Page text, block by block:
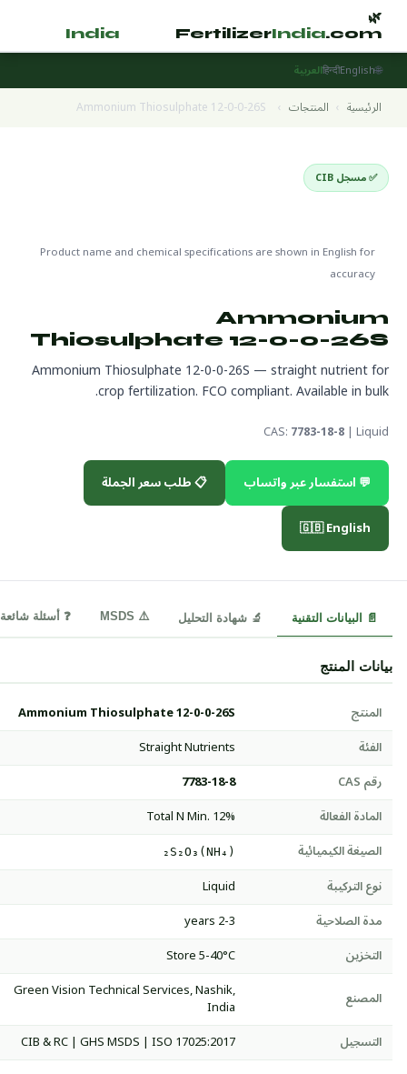
🌿
FertilizerIndia.com
India
🌐
English
हिन्दीالعربية
الرئيسية › المنتجات ›
Ammonium Thiosulphate 12-0-0-26S
✅ مسجل CIB
Product name and chemical specifications are shown in English for
accuracy
Ammonium
Thiosulphate 12-0-0-26S
Ammonium Thiosulphate 12-0-0-26S — straight nutrient for
crop fertilization. FCO compliant. Available in bulk.
CAS:7783-18-8 | Liquid
💬 استفسار عبر واتساب
📋 طلب سعر الجملة
🇬🇧 English
📄 البيانات التقنية 🔬 شهادة التحليل ⚠️ MSDS ❓ أسئلة شائعة
بيانات المنتج
المنتج
Ammonium Thiosulphate 12-0-0-26S
الفئة
Straight Nutrients
رقم CAS
7783-18-8
المادة الفعالة
Total N Min. 12%
الصيغة الكيميائية
(NH₄)₂S₂O₃
نوع التركيبة
Liquid
مدة الصلاحية
2-3 years
التخزين
Store 5-40°C
المصنع
Green Vision Technical Services, Nashik,
India
التسجيل
CIB & RC | GHS MSDS | ISO 17025:2017